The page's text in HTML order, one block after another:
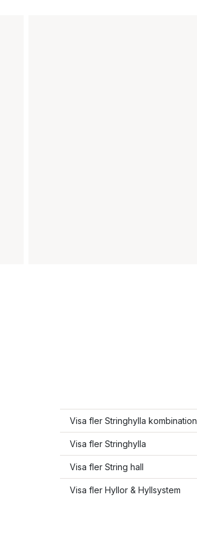
Visa fler Stringhylla kombination
Visa fler Stringhylla
Visa fler String hall
Visa fler Hyllor & Hyllsystem